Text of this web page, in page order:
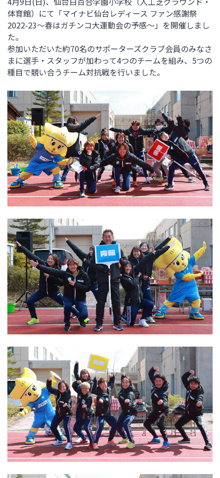
体育館）にて「マイナビ仙台レディース ファン感謝祭
2022-23～春はガチンコ大運動会の予感～」を開催しまし
た。
参加いただいた約70名のサポーターズクラブ会員のみなさ
まに選手・スタッフが加わって4つのチームを組み、5つの
種目で競い合うチーム対抗戦を行いました。